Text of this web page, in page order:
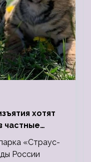
хотят
частные
«Страус-
России